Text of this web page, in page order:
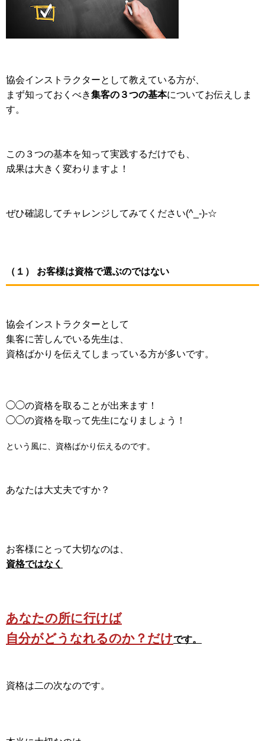
協会インストラクターとして教えている方が、
まず知っておくべき集客の３つの基本についてお伝えしま
す。
この３つの基本を知って実践するだけでも、
成果は大きく変わりますよ！
ぜひ確認してチャレンジしてみてください(^_-)-☆
（１） お客様は資格で選ぶのではない
協会インストラクターとして
集客に苦しんでいる先生は、
資格ばかりを伝えてしまっている方が多いです。
◯◯の資格を取ることが出来ます！
◯◯の資格を取って先生になりましょう！
という風に、資格ばかり伝えるのです。
あなたは大丈夫ですか？
お客様にとって大切なのは、
資格ではなく
あなたの所に行けば
自分がどうなれるのか？だけです。
資格は二の次なのです。